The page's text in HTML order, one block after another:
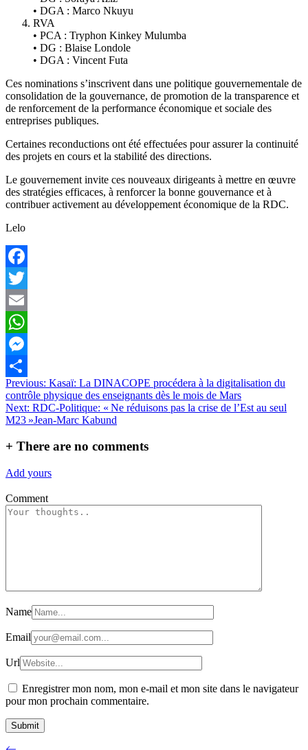
• DGA : Marco Nkuyu
RVA
• PCA : Tryphon Kinkey Mulumba
• DG : Blaise Londole
• DGA : Vincent Futa
Ces nominations s’inscrivent dans une politique gouvernementale de
consolidation de la gouvernance, de promotion de la transparence et
de renforcement de la performance économique et sociale des
entreprises publiques.
Certaines reconductions ont été effectuées pour assurer la continuité
des projets en cours et la stabilité des directions.
Le gouvernement invite ces nouveaux dirigeants à mettre en œuvre
des stratégies efficaces, à renforcer la bonne gouvernance et à
contribuer activement au développement économique de la RDC.
Lelo
Facebook
Twitter
Email
WhatsApp
Messenger
Partager
Navigation
de
l’article
Previous: Kasaï: La DINACOPE procédera à la digitalisation du
contrôle physique des enseignants dès le mois de Mars
Next: RDC-Politique: « Ne réduisons pas la crise de l’Est au seul
M23 »Jean-Marc Kabund
+ There are no comments
Add yours
Comment
Name
Email
Url
Enregistrer mon nom, mon e-mail et mon site dans le navigateur
pour mon prochain commentaire.